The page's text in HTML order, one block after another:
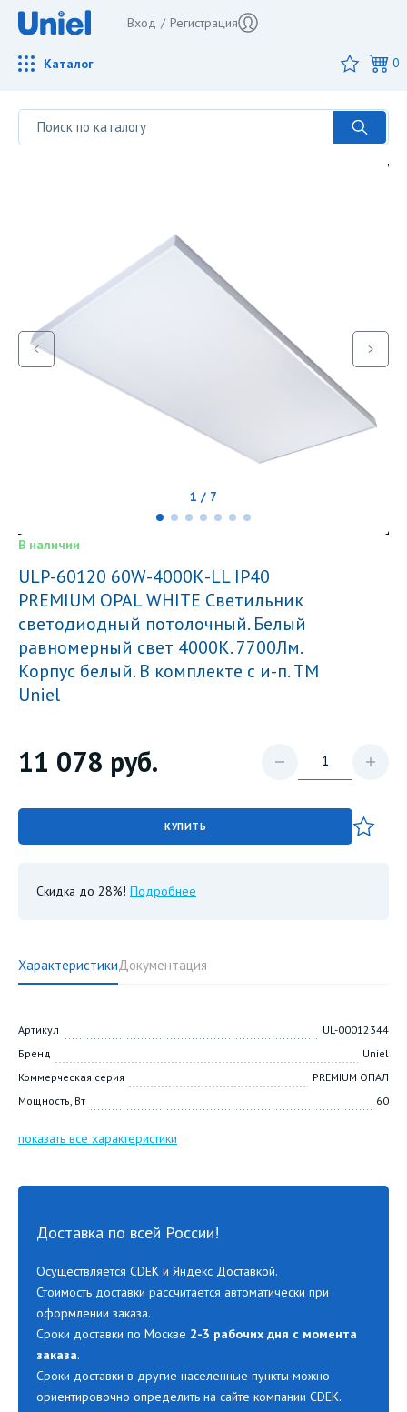
Вход / Регистрация
Каталог 0
1 / 7
В наличии
ULP-60120 60W-4000К-LL IP40
PREMIUM OPAL WHITE Светильник
светодиодный потолочный. Белый
равномерный свет 4000K. 7700Лм.
Корпус белый. В комплекте с и-п. ТМ
Uniel
11 078 руб.
КУПИТЬ
Скидка до 28%! Подробнее
ХарактеристикиДокументация
Артикул
UL-00012344
Бренд
Uniel
Коммерческая серия
PREMIUM ОПАЛ
Мощность, Вт
60
показать все характеристики
Доставка по всей России!
Осуществляется CDEK и Яндекс Доставкой.
Стоимость доставки рассчитается автоматически при
оформлении заказа.
Сроки доставки по Москве 2-3 рабочих дня с момента
заказа.
Сроки доставки в другие населенные пункты можно
ориентировочно определить на сайте компании CDEK.